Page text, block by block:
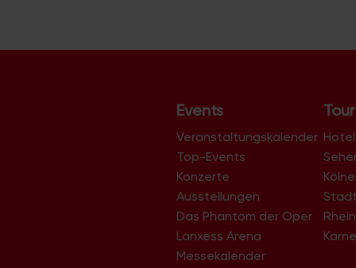
a
u
n
g
-
N
a
v
Events
Veranstaltungskalender
Top-Events
Konzerte
Ausstellungen
Das Phantom der Oper
Lanxess Arena
Messekalender